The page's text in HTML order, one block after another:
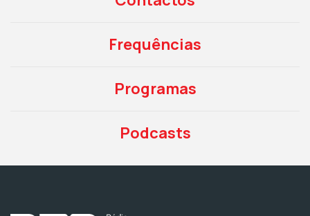
Frequências
Programas
Podcasts